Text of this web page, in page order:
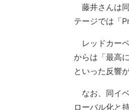
藤井さんは
テージでは「
レッドカー
からは「最高
といった反響
なお、同イ
ローバル化と